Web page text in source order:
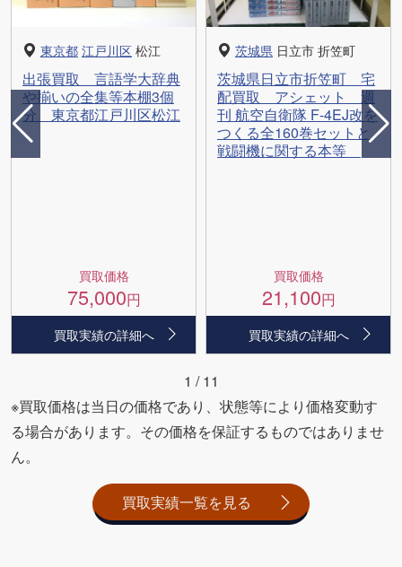
東京都 江戸川区 松江
出張買取 言語学大辞典
や揃いの全集等本棚3個
分 東京都江戸川区松江
買取価格
75,000円
買取実績の詳細へ
茨城県 日立市 折笠町
茨城県日立市折笠町 宅
配買取 アシェット 週
刊 航空自衛隊 F-4EJ改を
つくる全160巻セットと
戦闘機に関する本等
買取価格
21,100円
買取実績の詳細へ
1 /11
※買取価格は当日の価格であり、状態等により価格変動す
る場合があります。その価格を保証するものではありませ
ん。
買取実績一覧を見る